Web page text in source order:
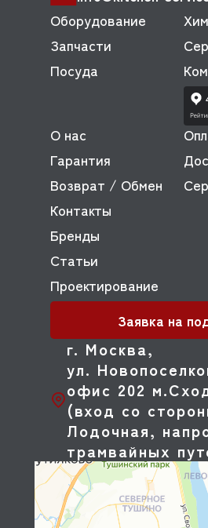
г. Москва,
ул.
офис 202
(вход со
Лодочная,
трамвайных
Оборудование
Запчасти
Посуда
О нас
Гарантия
Возврат / Обмен
Контакты
Бренды
Статьи
Проектирование
Заявка на